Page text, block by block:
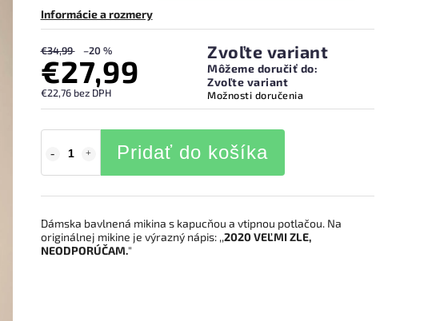
Informácie a rozmery
€34,99 –20 %
€27,99
€22,76 bez DPH
Zvoľte variant
Môžeme doručiť do:
Zvoľte variant
Možnosti doručenia
Pridať do košíka
Dámska bavlnená mikina s kapucňou a vtipnou potlačou. Na
originálnej mikine je výrazný nápis: ,,2020 VEĽMI ZLE,
NEODPORÚČAM."